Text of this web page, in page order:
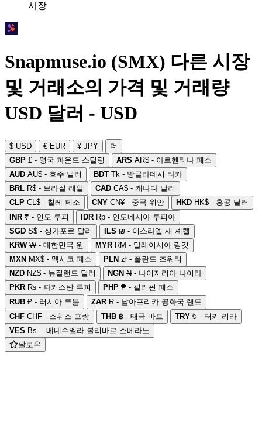
시장
Snapmuse.io (SMX) 다른 시장
및 거래소의 가격 및 거래량
USD 달러 - USD
$ USD € EUR ¥ JPY
더
GBP £ - 영국 파운드 스털링 ARS AR$ - 아르헨티나 페소
AUD AU$ - 호주 달러 BDT Tk - 방글라데시 타카
BRL R$ - 브라질 레알 CAD CA$ - 캐나다 달러
CLP CL$ - 칠레 페소 CNY CN¥ - 중국 위안 HKD HK$ - 홍콩 달러
INR ₹ - 인도 루피 IDR Rp - 인도네시아 루피아
SGD S$ - 싱가포르 달러 ILS ₪ - 이스라엘 새 셰켈
KRW₩ - 대한민국 원 MYR RM - 말레이시아 링깃
MXN MX$ - 멕시코 페소 PLN zł - 폴란드 즈워티
NZD NZ$ - 뉴질랜드 달러 NGN ₦ - 나이지리아 나이라
PKR ₨ - 파키스탄 루피 PHP ₱ - 필리핀 페소
RUB ₽ - 러시아 루블 ZAR R - 남아프리카 공화국 랜드
CHF CHF - 스위스 프랑 THB ฿ - 태국 바트 TRY ₺ - 터키 리라
VES Bs. - 베네수엘라 볼리바르 소베라노
팔로우